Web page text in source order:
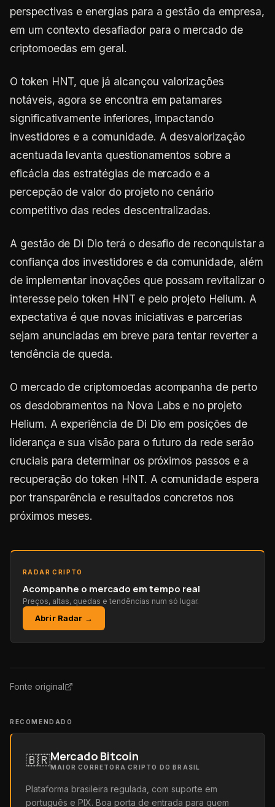
perspectivas e energias para a gestão da empresa,
em um contexto desafiador para o mercado de
criptomoedas em geral.
O token HNT, que já alcançou valorizações
notáveis, agora se encontra em patamares
significativamente inferiores, impactando
investidores e a comunidade. A desvalorização
acentuada levanta questionamentos sobre a
eficácia das estratégias de mercado e a
percepção de valor do projeto no cenário
competitivo das redes descentralizadas.
A gestão de Di Dio terá o desafio de reconquistar a
confiança dos investidores e da comunidade, além
de implementar inovações que possam revitalizar o
interesse pelo token HNT e pelo projeto Helium. A
expectativa é que novas iniciativas e parcerias
sejam anunciadas em breve para tentar reverter a
tendência de queda.
O mercado de criptomoedas acompanha de perto
os desdobramentos na Nova Labs e no projeto
Helium. A experiência de Di Dio em posições de
liderança e sua visão para o futuro da rede serão
cruciais para determinar os próximos passos e a
recuperação do token HNT. A comunidade espera
por transparência e resultados concretos nos
próximos meses.
RADAR CRIPTO
Acompanhe o mercado em tempo real
Preços, altas, quedas e tendências num só lugar.
Abrir Radar →
Fonte original
RECOMENDADO
🇧🇷Mercado Bitcoin
MAIOR CORRETORA CRIPTO DO BRASIL
Plataforma brasileira regulada, com suporte em
português e PIX. Boa porta de entrada para quem